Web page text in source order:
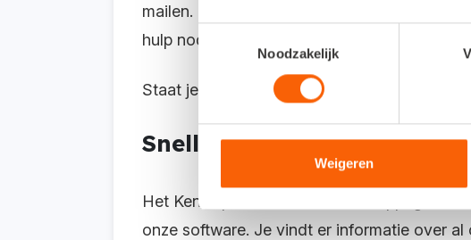
Noodzakelijk
Weigeren
mailen.
Bovendien help je mee om de
hulp nodig hebben.
Staat je vraag er niet bij? Neem dan een
Sneller verder? Begin op
Het Kennisplein is onze online hulppagina
onze software. Je vindt er informatie over